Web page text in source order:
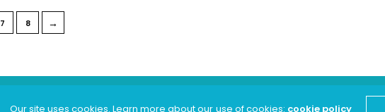
7 8 →
Our site uses cookies. Learn more about our use of cookies: cookie policy